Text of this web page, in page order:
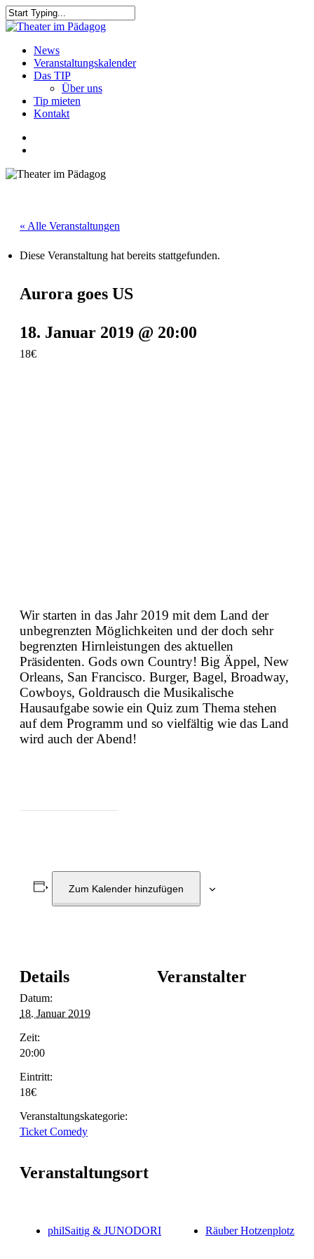
Skip
to
content
Close
search
Menu
News
Veranstaltungskalender
Das TIP
Über uns
Tip mieten
Kontakt
« Alle Veranstaltungen
Diese Veranstaltung hat bereits stattgefunden.
Aurora goes US
18. Januar 2019 @ 20:00
18€
Wir starten in das Jahr 2019 mit dem Land der
unbegrenzten Möglichkeiten und der doch sehr
begrenzten Hirnleistungen des aktuellen
Präsidenten. Gods own Country! Big Äppel, New
Orleans, San Francisco. Burger, Bagel, Broadway,
Cowboys, Goldrausch die Musikalische
Hausaufgabe sowie ein Quiz zum Thema stehen
auf dem Programm und so vielfältig wie das Land
wird auch der Abend!
Zum Kalender hinzufügen
Details
Datum:
18. Januar 2019
Zeit:
20:00
Eintritt:
18€
Veranstaltungskategorie:
Ticket Comedy
Veranstaltungsort
Veranstalter
philSaitig & JUNODORI Räuber Hotzenplotz